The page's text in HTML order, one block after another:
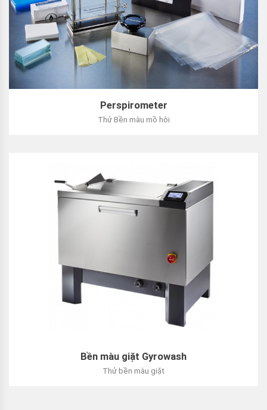
Perspirometer
Thử Bền màu mồ hôi
Bền màu giặt Gyrowash
Thử bền màu giặt